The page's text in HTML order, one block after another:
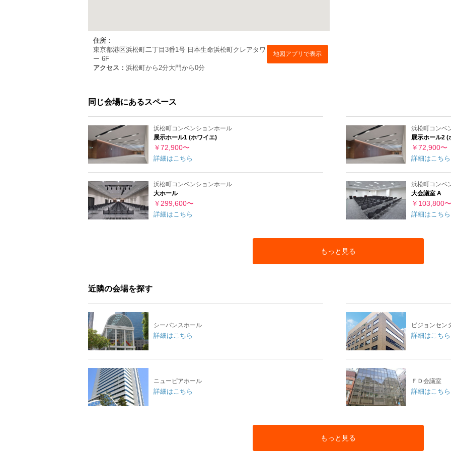
住所：
東京都港区浜松町二丁目3番1号 日本生命浜松町クレアタワ
ー 6F
アクセス： 浜松町から2分大門から0分
地図アプリで表示
同じ会場にあるスペース
浜松町コンベンションホール
展示ホール1 (ホワイエ)
￥72,900〜
詳細はこちら
浜松町コンベ
展示ホール2 (
￥72,900〜
詳細はこちら
浜松町コンベンションホール
大ホール
￥299,600〜
詳細はこちら
浜松町コンベ
大会議室 A
￥103,800〜
詳細はこちら
もっと見る
近隣の会場を探す
シーバンスホール
詳細はこちら
ビジョンセン
詳細はこちら
ニューピアホール
詳細はこちら
ＦＤ会議室
詳細はこちら
もっと見る